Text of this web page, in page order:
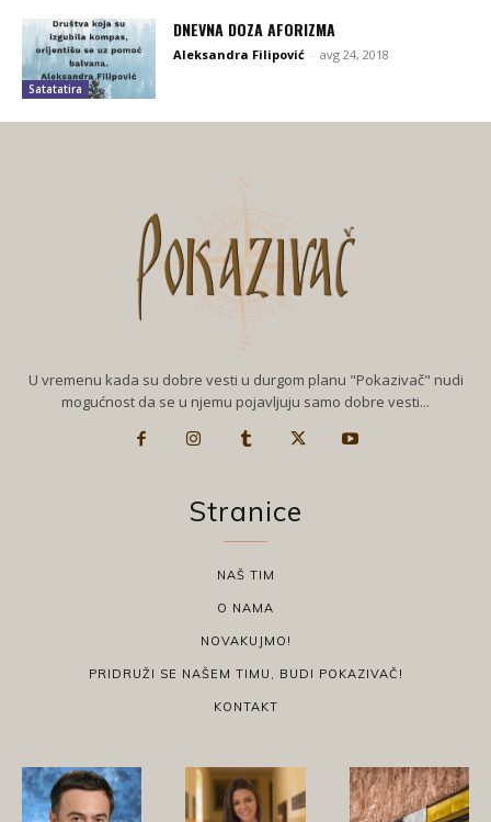
Satatatira
DNEVNA DOZA AFORIZMA
Aleksandra Filipović - avg 24, 2018
U vremenu kada su dobre vesti u durgom planu "Pokazivač" nudi
mogućnost da se u njemu pojavljuju samo dobre vesti...
Stranice
NAŠ TIM
O NAMA
NOVAKUJMO!
PRIDRUŽI SE NAŠEM TIMU, BUDI POKAZIVAČ!
KONTAKT